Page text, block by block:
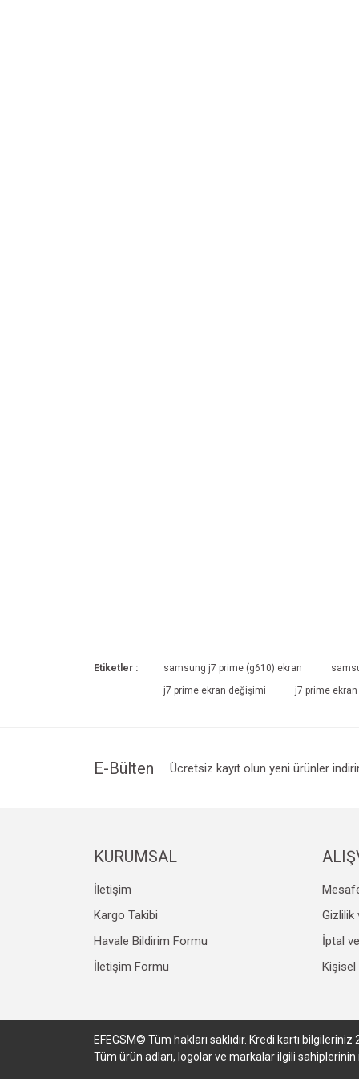
Etiketler : samsung j7 prime (g610) ekran
j7 prime ekran değişimi
j7 prime
E-Bülten Ücretsiz kayıt olun yeni ürünler
KURUMSAL
İletişim
Kargo Takibi
Havale Bildirim Formu
İletişim Formu
Gizlilik
İptal
Kişisel
EFEGSM© Tüm hakları saklıdır. Kredi kartı
Tüm ürün adları, logolar ve markalar ilgili